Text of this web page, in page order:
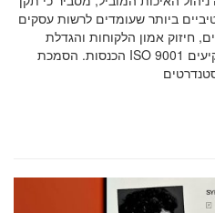
ביותר שעומדים לרשות עסקים
חיזוק אמון הלקוחות והגדלת
הכנסות. הסמכת ISO 9001 מוכיחה ללקוחות, לשותפים ולמשקיעים